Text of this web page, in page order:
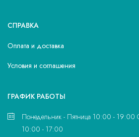
СПРАВКА
Оплата и доставка
Условия и соглашения
ГРАФИК РАБОТЫ
Понедельник - Пятница 10:00 - 19:00
10:00 - 17:00